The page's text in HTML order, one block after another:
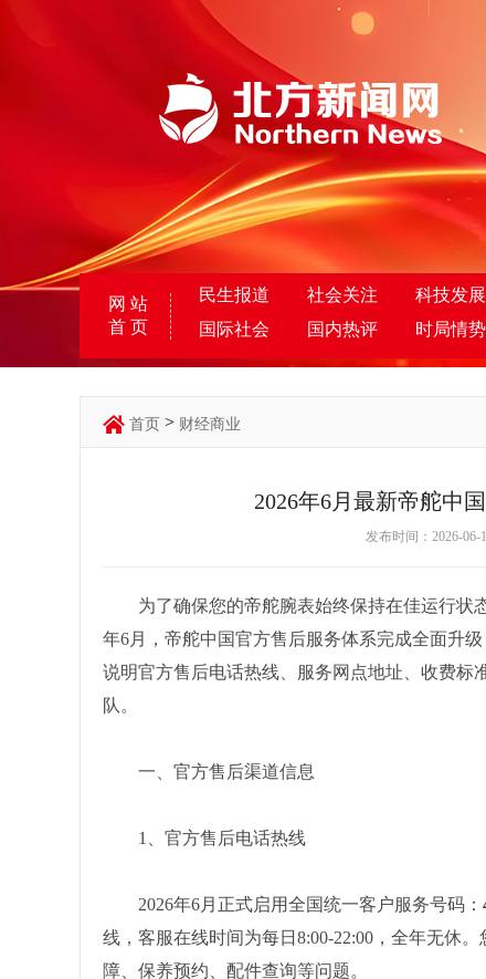
网 站
首 页
民生报道 社会关注 科技发展
国际社会
国内热评 时局情势
首页 > 财经商业
2026年6月最新帝舵中
发布时间：2026-
为了确保您的帝舵腕表始终保持在佳运行状
年6月，帝舵中国官方售后服务体系完成全面升
说明官方售后电话热线、服务网点地址、收费标
队。
一、官方售后渠道信息
1、官方售后电话热线
2026年6月正式启用全国统一客户服务号码：
线，客服在线时间为每日8:00-22:00，全年无休
障、保养预约、配件查询等问题。